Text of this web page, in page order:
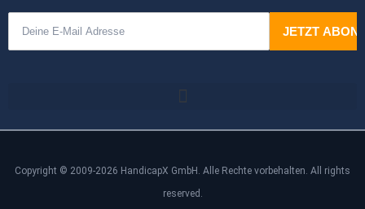
Copyright © 2009-2026 HandicapX GmbH. Alle Rechte vorbehalten. All rights
reserved.